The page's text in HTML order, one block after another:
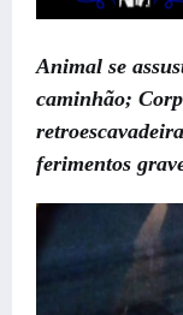
Animal se
caminhão;
ferimentos